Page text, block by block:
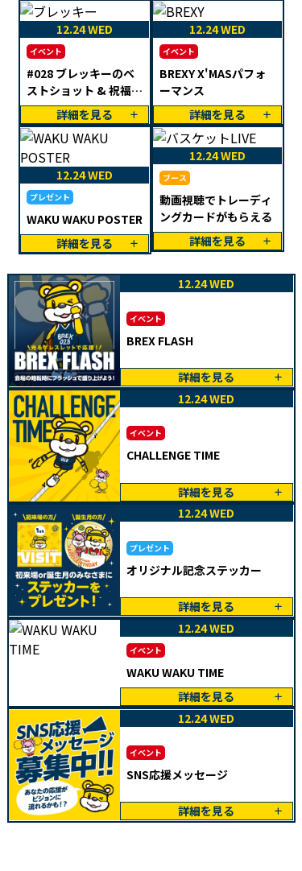
12.24 WED
イベント
#028 ブレッキーのベ
ストショット & 祝福メ
ッセージ 募集
詳細を見る
12.24 WED
イベント
BREXY X'MASパフォ
ーマンス
詳細を見る
12.24 WED
プレゼント
WAKU WAKU POSTER
詳細を見る
12.24 WED
ブース
動画視聴でトレーディ
ングカードがもらえる
詳細を見る
12.24 WED
イベント
BREX FLASH
詳細を見る
12.24 WED
イベント
CHALLENGE TIME
詳細を見る
12.24 WED
プレゼント
オリジナル記念ステッカー
詳細を見る
12.24 WED
イベント
WAKU WAKU TIME
詳細を見る
12.24 WED
イベント
SNS応援メッセージ
詳細を見る